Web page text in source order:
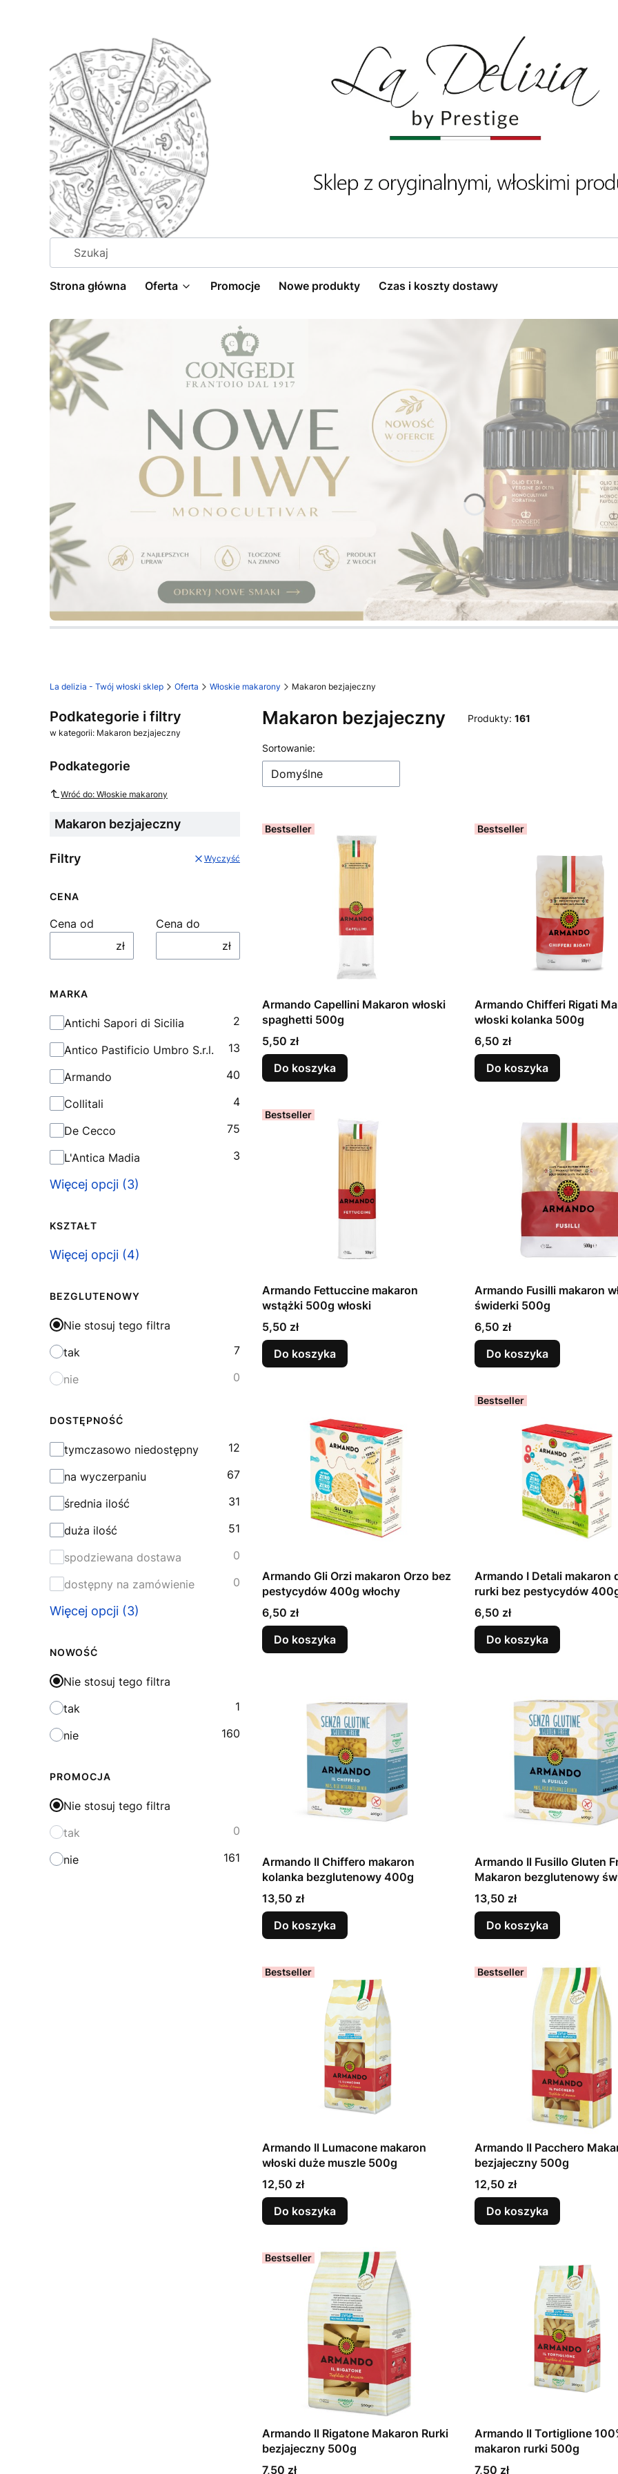
Strona główna Oferta Promocje Nowe produkty Czas i koszty dostawy
Naciśnij Enter lub spację, aby otworzyć stronę.
Naciśnij Enter lub spację, aby otworzyć stronę.
Naciśnij Enter lub spację, aby otworzyć stronę.
Naciśnij Enter lub spację, aby otworzyć stronę.
Naciśnij Enter lub spację, aby otworzyć stronę.
Naciśnij Enter lub spację, aby otworzyć stronę.
La delizia - Twój włoski sklep Oferta Włoskie makarony Makaron bezjajeczny
Podkategorie i filtry
w kategorii: Makaron bezjajeczny
Podkategorie
Wróć do: Włoskie makarony
Makaron bezjajeczny
Filtry Wyczyść
CENA
Cena od
zł
Cena do
zł
MARKA
Marka
Antichi Sapori di Sicilia 2
Antico Pastificio Umbro S.r.l. 13
Armando 40
Collitali 4
De Cecco 75
L'Antica Madia 3
Więcej opcji (3)
KSZTAŁT
Kształt
Więcej opcji (4)
BEZGLUTENOWY
Nie stosuj tego filtra
tak
7
nie 0
DOSTĘPNOŚĆ
Dostępność
tymczasowo niedostępny 12
na wyczerpaniu 67
średnia ilość 31
duża ilość 51
spodziewana dostawa 0
dostępny na zamówienie 0
Więcej opcji (3)
NOWOŚĆ
Nie stosuj tego filtra
tak
1
nie 160
PROMOCJA
Nie stosuj tego filtra
tak
0
nie 161
Makaron bezjajeczny Produkty: 161
Lista produktów
Sortowanie:
Domyślne
Bestseller
Armando Capellini Makaron włoski
spaghetti 500g
Cena
5,50 zł
Do koszyka
Bestseller
Armando Chifferi Rigati
włoski kolanka 500g
Cena
6,50 zł
Do koszyka
Bestseller
Armando Fettuccine makaron
wstążki 500g włoski
Cena
5,50 zł
Do koszyka
Armando Fusilli makaron
świderki 500g
Cena
6,50 zł
Do koszyka
Armando Gli Orzi makaron Orzo bez
pestycydów 400g włochy
Cena
6,50 zł
Do koszyka
Bestseller
Armando I Detali makaron
rurki bez pestycydów
Cena
6,50 zł
Do koszyka
Armando Il Chiffero makaron
kolanka bezglutenowy 400g
Cena
13,50 zł
Do koszyka
Armando Il Fusillo Gluten
Makaron bezglutenowy
400g włoski
Cena
13,50 zł
Do koszyka
Bestseller
Armando Il Lumacone makaron
włoski duże muszle 500g
Cena
12,50 zł
Do koszyka
Bestseller
Armando Il Pacchero
bezjajeczny 500g
Cena
12,50 zł
Do koszyka
Bestseller
Armando Il Rigatone Makaron Rurki
bezjajeczny 500g
Cena
7,50 zł
Armando Il Tortiglione
makaron rurki 500g
Cena
7,50 zł